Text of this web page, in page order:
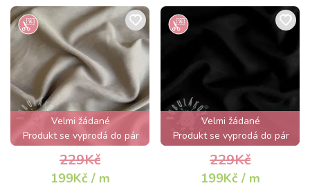
Velmi žádané
Produkt se vyprodá do pár
hodin
229Kč
199Kč / m
Velmi žádané
Produkt se vyprodá do pár
hodin
229Kč
199Kč / m